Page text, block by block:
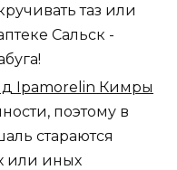
таз или
Сальск -
Ipamorelin Кимры
поэтому в
стараются
или иных